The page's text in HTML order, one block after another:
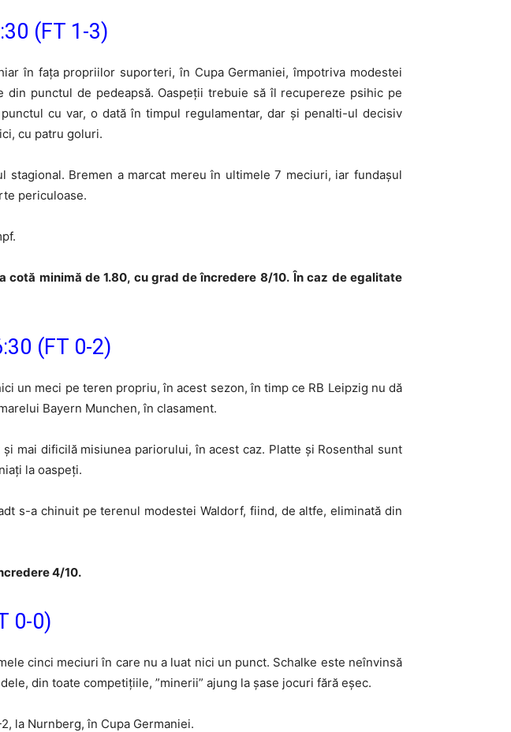
(FT 1-3)
în fața propriilor suporteri, în Cupa Germaniei, împotriva modestei
punctul de pedeapsă. Oaspeții trebuie să îl recupereze psihic pe
cu var, o dată în timpul regulamentar, dar și penalti-ul decisiv
cu patru goluri.
Bremen a marcat mereu în ultimele 7 meciuri, iar fundașul
periculoase.
minimă de 1.80, cu grad de încredere 8/10. În caz de egalitate
(FT 0-2)
un meci pe teren propriu, în acest sezon, în timp ce RB Leipzig nu dă
Bayern Munchen, în clasament.
mai dificilă misiunea pariorului, în acest caz. Platte și Rosenthal sunt
la oaspeți.
s-a chinuit pe terenul modestei Waldorf, fiind, de altfe, eliminată din
4/10.
0-0)
cinci meciuri în care nu a luat nici un punct. Schalke este neînvinsă
din toate competițiile, ”minerii” ajung la șase jocuri fără eșec.
la Nurnberg, în Cupa Germaniei.